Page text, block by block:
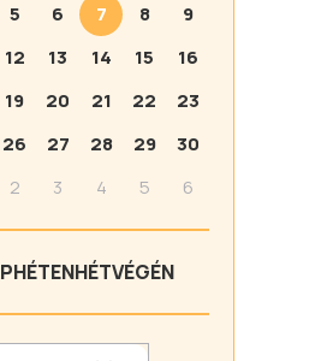
5 6 7 8
9
12 13 14 15
16
19 20 21 22
23
26 27 28 29
30
2 3 4 5 6
HÉTENHÉTVÉGÉN